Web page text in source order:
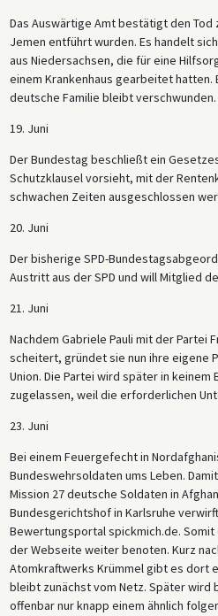
Das Auswärtige Amt bestätigt den
Jemen entführt wurden. Es handelt
aus Niedersachsen, die für eine
einem Krankenhaus gearbeitet
deutsche Familie bleibt verschwunden.
19. Juni
Der Bundestag beschließt ein
Schutzklausel vorsieht, mit der
schwachen Zeiten ausgeschlossen
20. Juni
Der bisherige SPD-
Austritt aus der SPD und will Mitglied
21. Juni
Nachdem Gabriele Pauli mit der Partei
scheitert, gründet sie nun ihre eigene
Union. Die Partei wird später in keinem
zugelassen, weil die erforderlichen
23. Juni
Bei einem Feuergefecht in
Bundeswehrsoldaten ums Leben.
Mission 27 deutsche Soldaten in
Bundesgerichtshof in Karlsruhe
Bewertungsportal spickmich.de.
der Webseite weiter benoten. Kurz
Atomkraftwerks Krümmel gibt es dort
bleibt zunächst vom Netz. Später wird
offenbar nur knapp einem ähnlich